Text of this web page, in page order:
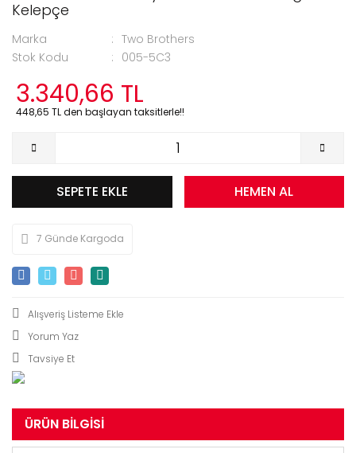
Kelepçe
Marka
Two Brothers
Stok Kodu
005-5C3
3.340,66 TL
448,65 TL den başlayan taksitlerle!!
SEPETE EKLE HEMEN AL
7 Günde Kargoda
Yorum Yaz
Tavsiye Et
ÜRÜN BILGISI